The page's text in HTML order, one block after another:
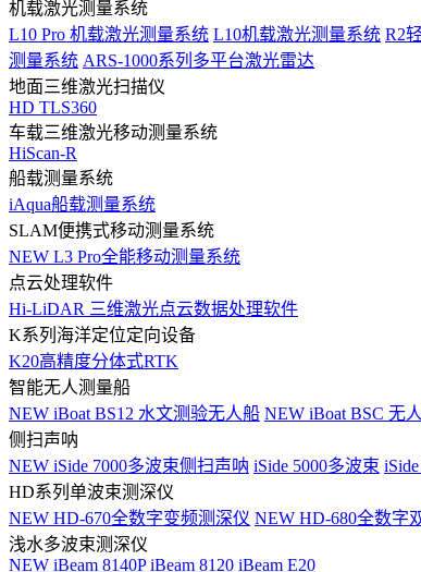
机载激光测量系统
L10 Pro 机载激光测量系统 L10机载激光测量系统 R2
测量系统 ARS-1000系列多平台激光雷达
地面三维激光扫描仪
HD TLS360
车载三维激光移动测量系统
HiScan-R
船载测量系统
iAqua船载测量系统
SLAM便携式移动测量系统
NEW L3 Pro全能移动测量系统
点云处理软件
Hi-LiDAR 三维激光点云数据处理软件
K系列海洋定位定向设备
K20高精度分体式RTK
智能无人测量船
NEW iBoat BS12 水文测验无人船 NEW iBoat BSC 无
侧扫声呐
NEW iSide 7000多波束侧扫声呐 iSide 5000多波束
HD系列单波束测深仪
NEW HD-670全数字变频测深仪 NEW HD-680全数字
浅水多波束测深仪
NEW iBeam 8140P iBeam 8120 iBeam E20